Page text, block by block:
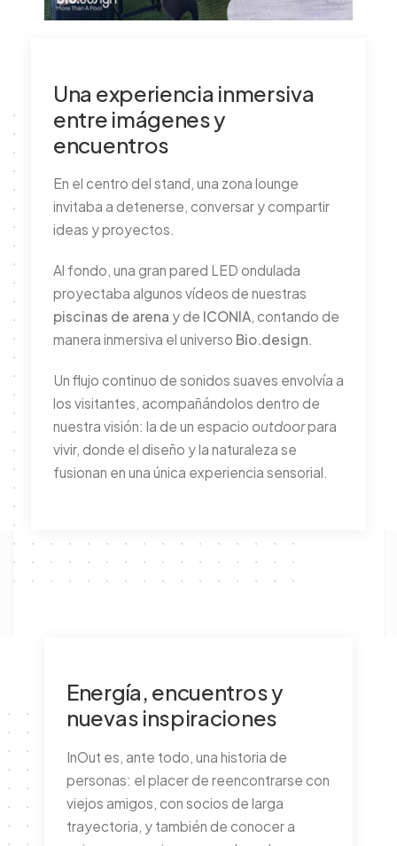
Una experiencia inmersiva
entre imágenes y
encuentros
En el centro del stand, una zona lounge
invitaba a detenerse, conversar y compartir
ideas y proyectos.
Al fondo, una gran pared LED ondulada
proyectaba algunos vídeos de nuestras
piscinas de arena y de ICONIA, contando de
manera inmersiva el universo Bio.design.
Un flujo continuo de sonidos suaves envolvía a
los visitantes, acompañándolos dentro de
nuestra visión: la de un espacio outdoorpara
vivir, donde el diseño y la naturaleza se
fusionan en una única experiencia sensorial.
Energía, encuentros y
nuevas inspiraciones
InOut es, ante todo, una historia de
personas: el placer de reencontrarse con
viejos amigos, con socios de larga
trayectoria, y también de conocer a